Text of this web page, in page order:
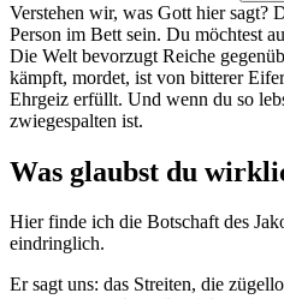
Verstehen wir, was Gott hier sagt?
Person im Bett sein. Du möchtest
Die Welt bevorzugt Reiche
kämpft, mordet, ist von bitterer
Ehrgeiz erfüllt. Und wenn du so
zwiegespalten ist.
Was glaubst du
Hier finde ich die Botschaft des
eindringlich.
Er sagt uns: das Streiten, die